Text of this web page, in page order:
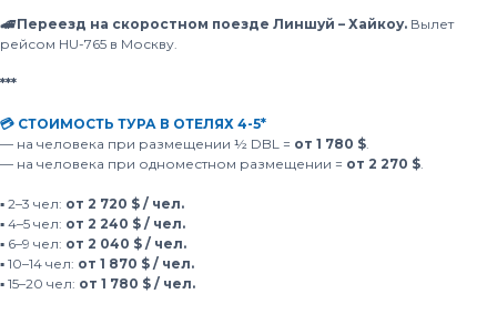
🚄 Переезд на скоростном поезде Линшуй – Хайкоу. Вылет
рейсом HU-765 в Москву.
***
💳 СТОИМОСТЬ ТУРА В ОТЕЛЯХ 4-5*
— на человека при размещении ½ DBL = от 1 780 $.
— на человека при одноместном размещении = от 2 270 $.
▪️ 2–3 чел: от 2 720 $ / чел.
▪️ 4–5 чел: от 2 240 $ / чел.
▪️ 6–9 чел: от 2 040 $ / чел.
▪️ 10–14 чел: от 1 870 $ / чел.
▪️ 15–20 чел: от 1 780 $ / чел.